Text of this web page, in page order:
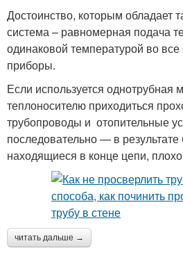
Достоинство, которым обладает
система – равномерная подача
одинаковой температурой во
приборы.
Если используется однотрубная
теплоносителю приходиться
трубопроводы и отопительные
последовательно — в
находящиеся в конце цепи,
читать дальше →